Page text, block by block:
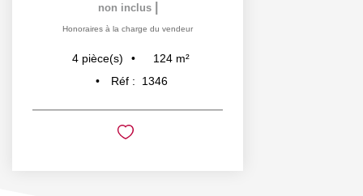
non inclus
Honoraires à la charge du vendeur
4 pièce(s) 124 m²
Réf :
1346